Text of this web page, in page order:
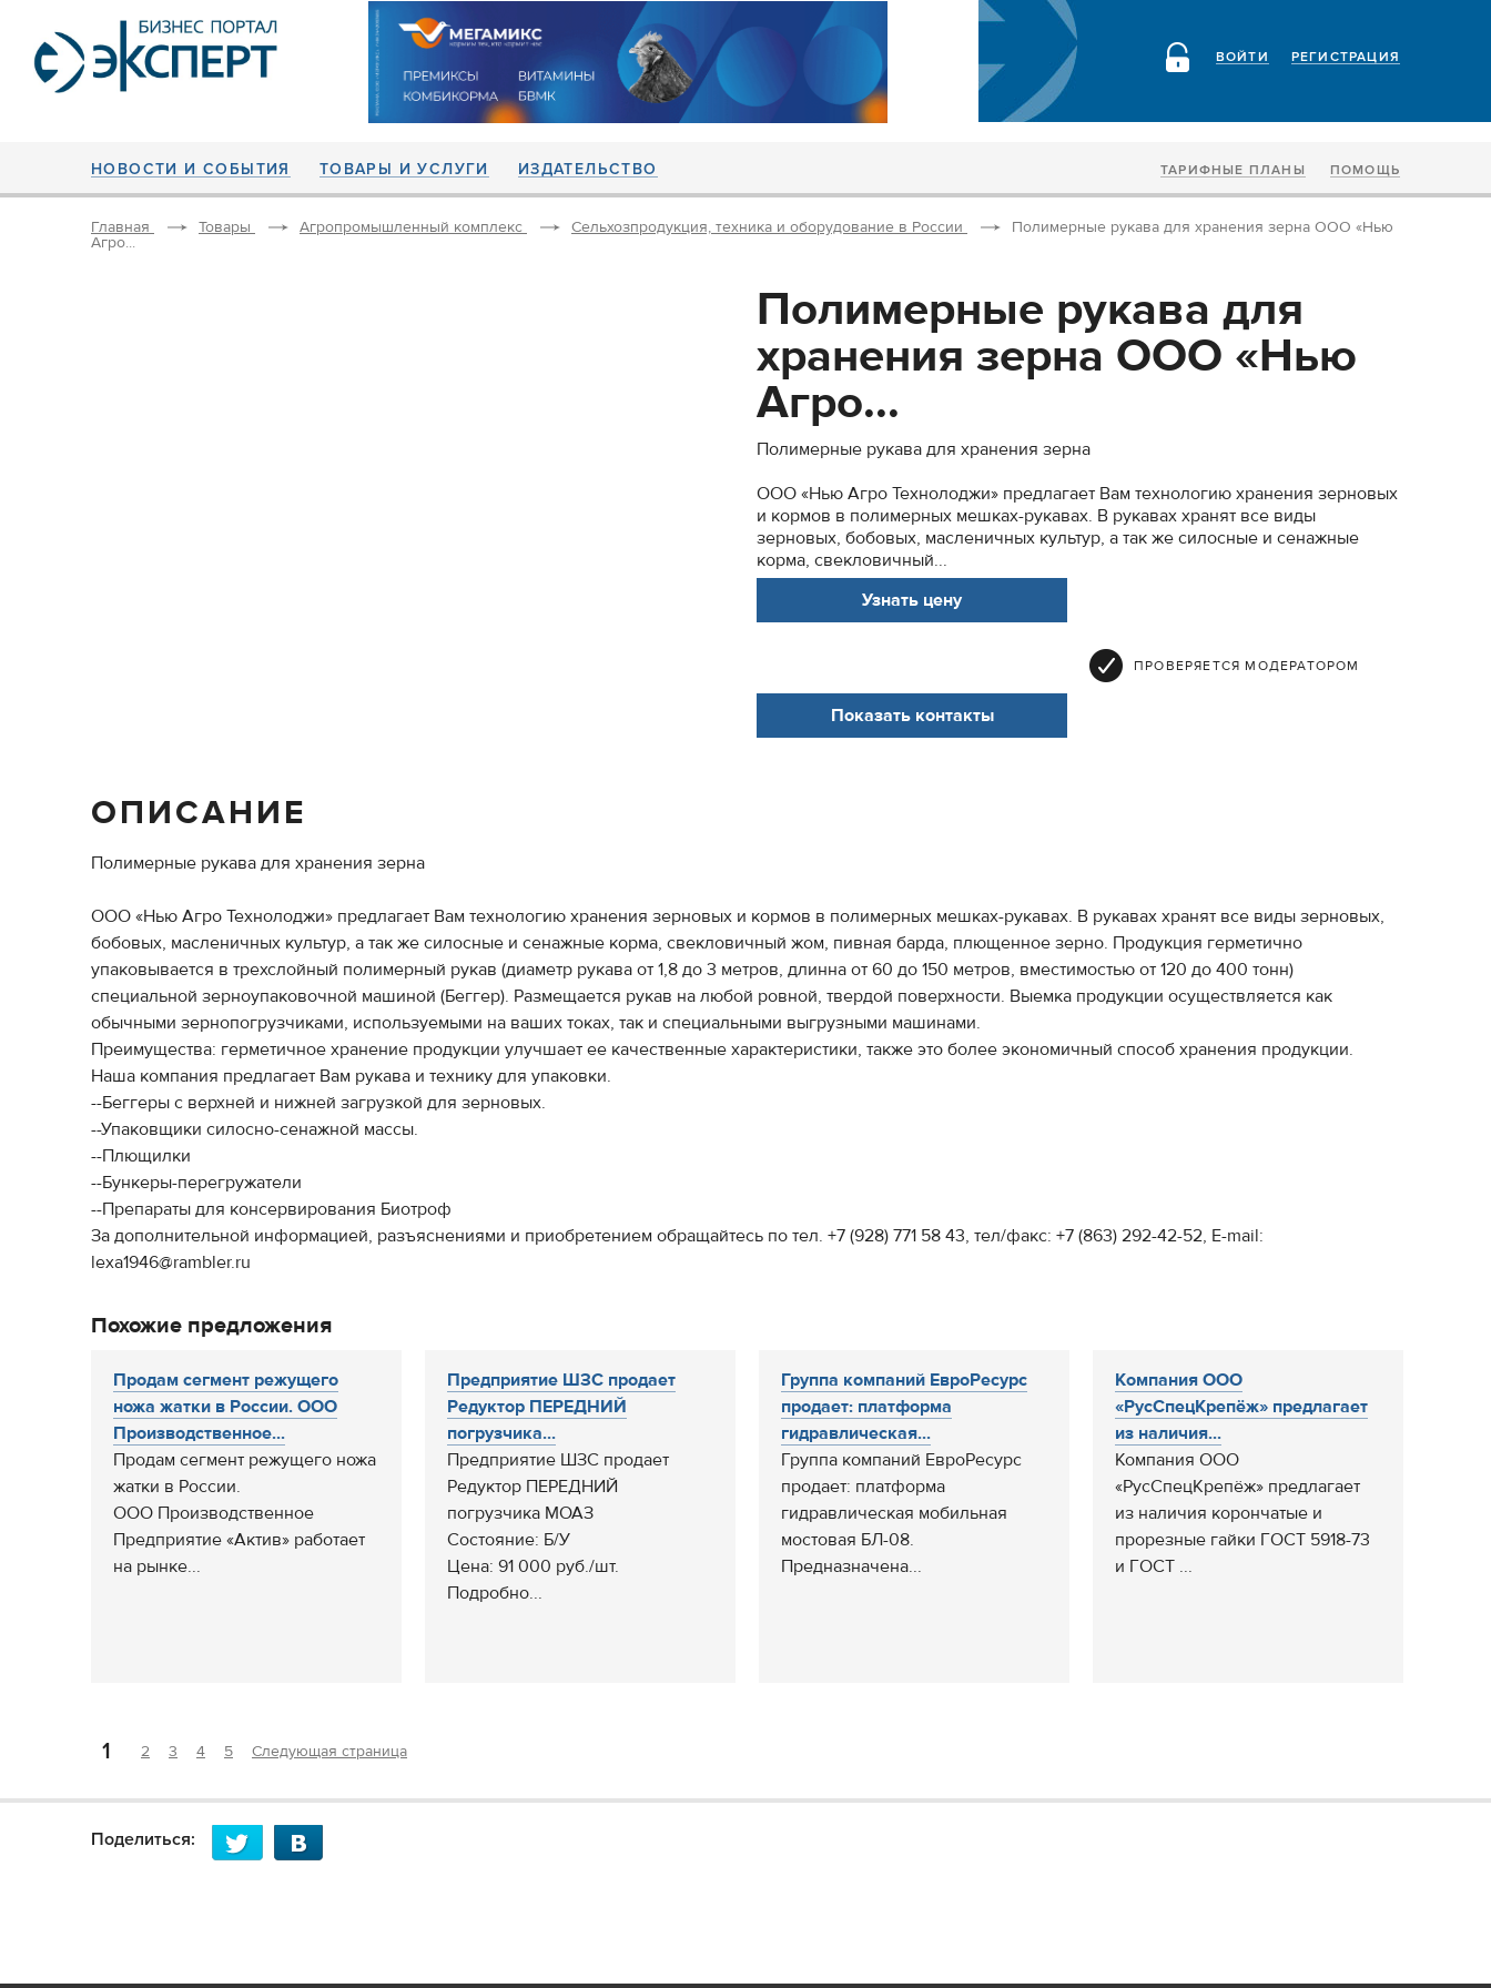
РЕГИСТРАЦИЯ
ВОЙТИ
НОВОСТИ И СОБЫТИЯ ТОВАРЫ И УСЛУГИ ИЗДАТЕЛЬСТВО ТАРИФНЫЕ ПЛАНЫ ПОМОЩЬ
Главная Товары Агропромышленный комплекс Сельхозпродукция, техника и оборудование в России Полимерные рукава для хранения зерна ООО «Нью
Агро...
Полимерные рукава для
хранения зерна ООО «Нью
Агро...
Полимерные рукава для хранения зерна
ООО «Нью Агро Технолоджи» предлагает Вам технологию хранения зерновых
и кормов в полимерных мешках-рукавах. В рукавах хранят все виды
зерновых, бобовых, масленичных культур, а так же силосные и сенажные
корма, свекловичный...
Узнать цену
ПРОВЕРЯЕТСЯ МОДЕРАТОРОМ
Показать контакты
ОПИСАНИЕ
Полимерные рукава для хранения зерна
ООО «Нью Агро Технолоджи» предлагает Вам технологию хранения зерновых и кормов в полимерных мешках-рукавах. В рукавах хранят все виды зерновых,
бобовых, масленичных культур, а так же силосные и сенажные корма, свекловичный жом, пивная барда, плющенное зерно. Продукция герметично
упаковывается в трехслойный полимерный рукав (диаметр рукава от 1,8 до 3 метров, длинна от 60 до 150 метров, вместимостью от 120 до 400 тонн)
специальной зерноупаковочной машиной (Беггер). Размещается рукав на любой ровной, твердой поверхности. Выемка продукции осуществляется как
обычными зернопогрузчиками, используемыми на ваших токах, так и специальными выгрузными машинами.
Преимущества: герметичное хранение продукции улучшает ее качественные характеристики, также это более экономичный способ хранения продукции.
Наша компания предлагает Вам рукава и технику для упаковки.
--Беггеры с верхней и нижней загрузкой для зерновых.
--Упаковщики силосно-сенажной массы.
--Плющилки
--Бункеры-перегружатели
--Препараты для консервирования Биотроф
За дополнительной информацией, разъяснениями и приобретением обращайтесь по тел. +7 (928) 771 58 43, тел/факс: +7 (863) 292-42-52, E-mail:
lexa1946@rambler.ru
Похожие предложения
Продам сегмент режущего
ножа жатки в России. ООО
Производственное...
Продам сегмент режущего ножа
жатки в России.
ООО Производственное
Предприятие «Актив» работает
на рынке...
Предприятие ШЗС продает
Редуктор ПЕРЕДНИЙ
погрузчика...
Предприятие ШЗС продает
Редуктор ПЕРЕДНИЙ
погрузчика МОАЗ
Состояние: Б/У
Цена: 91 000 руб./шт.
Подробно...
Группа компаний ЕвроРесурс
продает: платформа
гидравлическая...
Группа компаний ЕвроРесурс
продает: платформа
гидравлическая мобильная
мостовая БЛ-08.
Предназначена...
Компания ООО
«РусСпецКрепёж» предлагает
из наличия...
Компания ООО
«РусСпецКрепёж» предлагает
из наличия корончатые и
прорезные гайки ГОСТ 5918-73
и ГОСТ ...
1 2 3 4 5 Следующая страница
Поделиться: